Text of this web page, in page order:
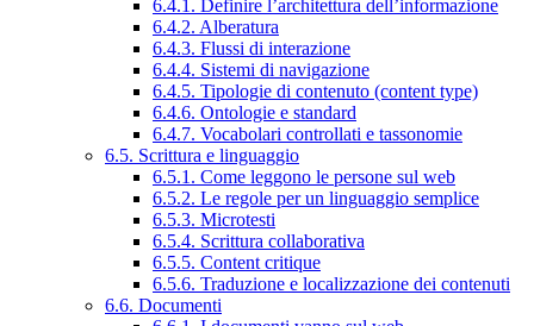
6.4.1. Definire l’architettura dell’informazione
6.4.2. Alberatura
6.4.3. Flussi di interazione
6.4.4. Sistemi di navigazione
6.4.5. Tipologie di contenuto (content type)
6.4.6. Ontologie e standard
6.4.7. Vocabolari controllati e tassonomie
6.5. Scrittura e linguaggio
6.5.1. Come leggono le persone sul web
6.5.2. Le regole per un linguaggio semplice
6.5.3. Microtesti
6.5.4. Scrittura collaborativa
6.5.5. Content critique
6.5.6. Traduzione e localizzazione dei contenuti
6.6. Documenti